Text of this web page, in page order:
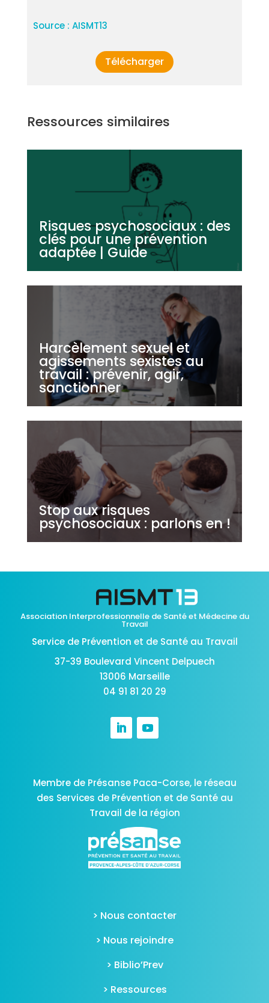
Source : AISMT13
Télécharger
Ressources similaires
Risques psychosociaux : des
clés pour une prévention
adaptée | Guide
Harcèlement sexuel et
agissements sexistes au
travail : prévenir, agir,
sanctionner
Stop aux risques
psychosociaux : parlons en !
Association Interprofessionnelle de Santé et Médecine du
Travail
Service de Prévention et de Santé au Travail
37-39 Boulevard Vincent Delpuech
13006 Marseille
04 91 81 20 29
Membre de Présanse Paca-Corse, le réseau
des Services de Prévention et de Santé au
Travail de la région
> Nous contacter
> Nous rejoindre
> Biblio’Prev
> Ressources